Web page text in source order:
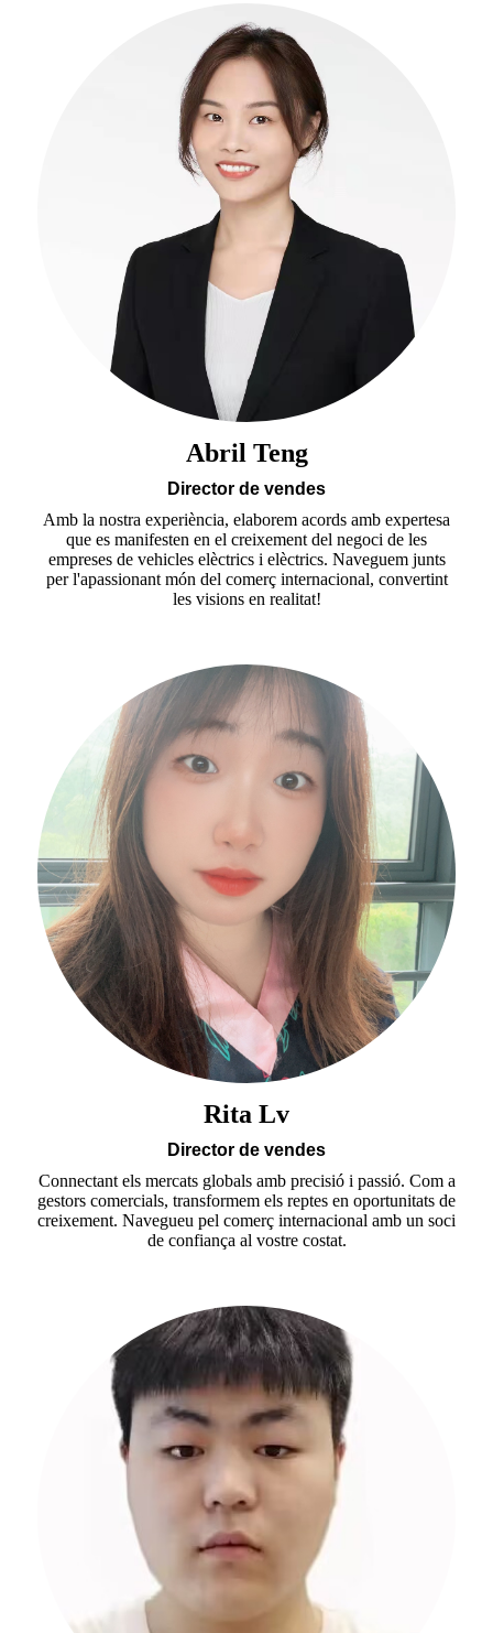
Abril Teng
Director de vendes
Amb la nostra experiència, elaborem acords amb expertesa
que es manifesten en el creixement del negoci de les
empreses de vehicles elèctrics i elèctrics. Naveguem junts
per l'apassionant món del comerç internacional, convertint
les visions en realitat!
Rita Lv
Director de vendes
Connectant els mercats globals amb precisió i passió. Com a
gestors comercials, transformem els reptes en oportunitats de
creixement. Navegueu pel comerç internacional amb un soci
de confiança al vostre costat.